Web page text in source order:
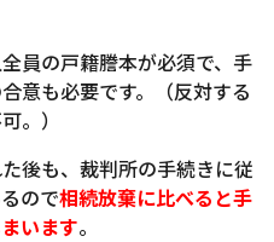
員の戸籍謄本が必須で、手
意も必要です。（反対する
。）
後も、裁判所の手続きに従
ので相続放棄に比べると手
います。